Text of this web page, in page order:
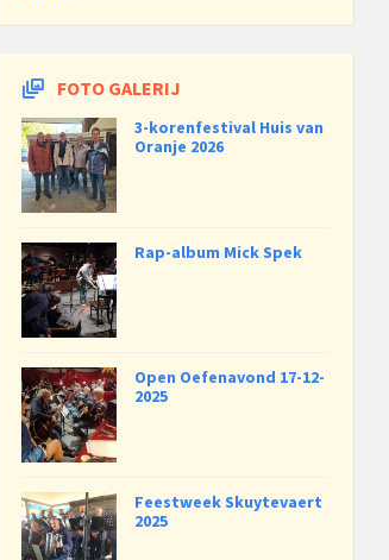
FOTO GALERIJ
3-korenfestival Huis van
Oranje 2026
Rap-album Mick Spek
Open Oefenavond 17-12-
2025
Feestweek Skuytevaert
2025